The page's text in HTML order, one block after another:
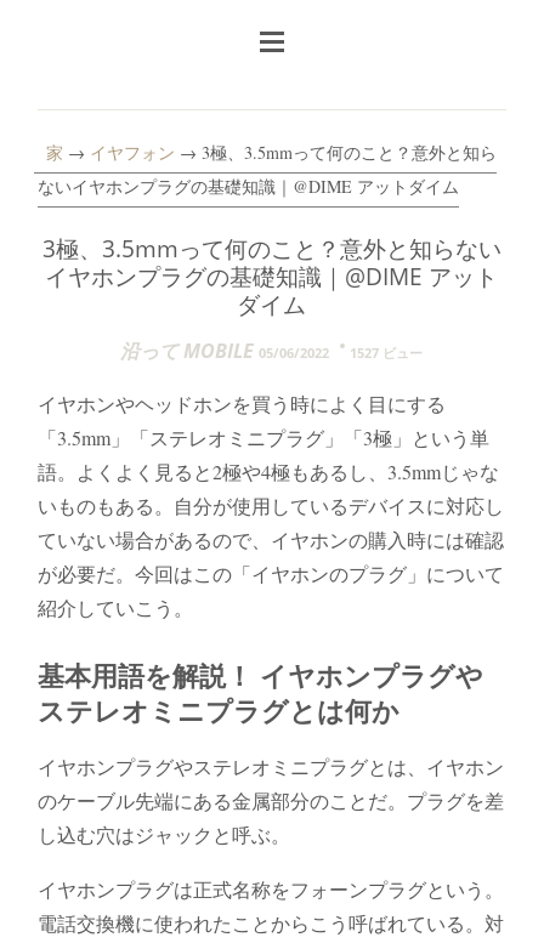
家 → イヤフォン → 3極、3.5mmって何のこと？意外と知ら
ないイヤホンプラグの基礎知識｜@DIME アットダイム
3極、3.5mmって何のこと？意外と知らない
イヤホンプラグの基礎知識｜@DIME アット
ダイム
沿って MOBILE 05/06/2022 1527 ビュー
イヤホンやヘッドホンを買う時によく目にする
「3.5mm」「ステレオミニプラグ」「3極」という単
語。よくよく見ると2極や4極もあるし、3.5mmじゃな
いものもある。自分が使用しているデバイスに対応し
ていない場合があるので、イヤホンの購入時には確認
が必要だ。今回はこの「イヤホンのプラグ」について
紹介していこう。
基本用語を解説！ イヤホンプラグや
ステレオミニプラグとは何か
イヤホンプラグやステレオミニプラグとは、イヤホン
のケーブル先端にある金属部分のことだ。プラグを差
し込む穴はジャックと呼ぶ。
イヤホンプラグは正式名称をフォーンプラグという。
電話交換機に使われたことからこう呼ばれている。対